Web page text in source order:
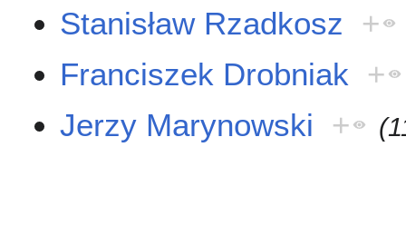
Stanisław Rzadkosz
+
Franciszek Drobniak +
Jerzy Marynowski
+